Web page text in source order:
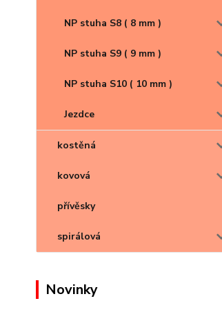
NP stuha S8 ( 8 mm )
NP stuha S9 ( 9 mm )
NP stuha S10 ( 10 mm )
Jezdce
kostěná
kovová
přívěsky
spirálová
Novinky